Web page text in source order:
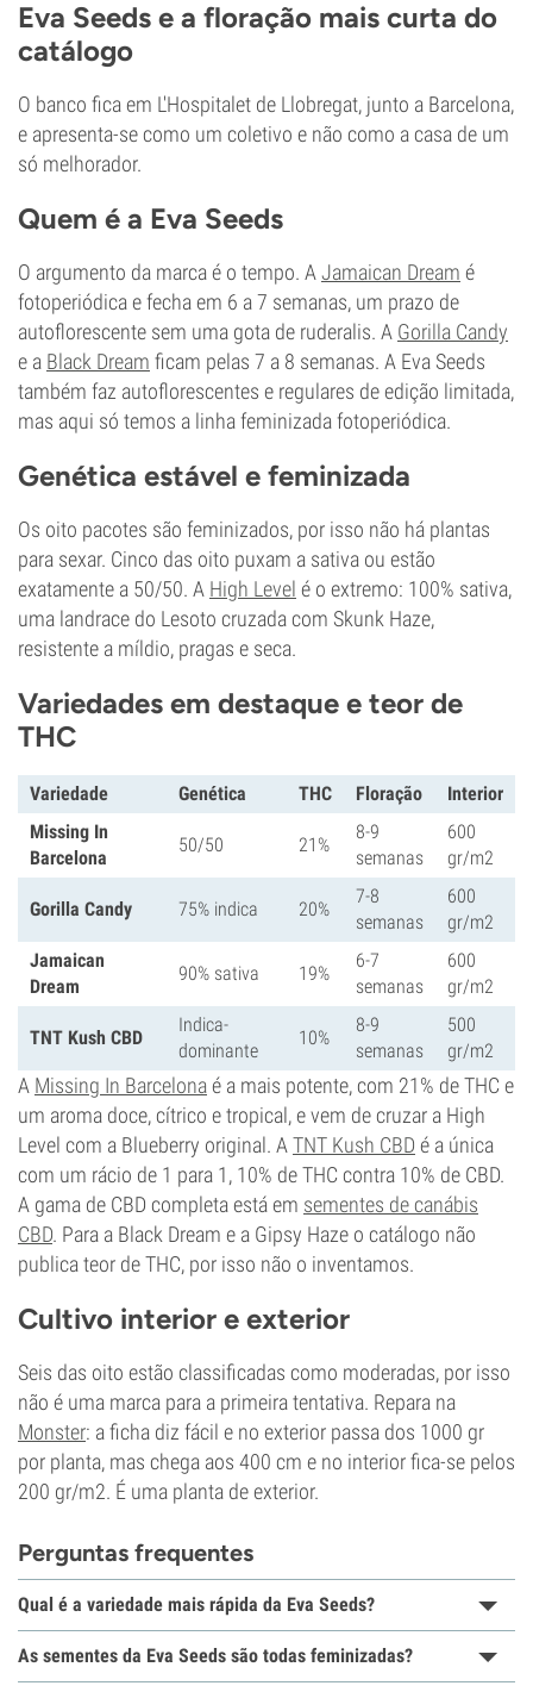
Eva Seeds e a floração mais curta do
catálogo
O banco fica em L'Hospitalet de Llobregat, junto a Barcelona,
e apresenta-se como um coletivo e não como a casa de um
só melhorador.
Quem é a Eva Seeds
O argumento da marca é o tempo. A Jamaican Dream é
fotoperiódica e fecha em 6 a 7 semanas, um prazo de
autoflorescente sem uma gota de ruderalis. A Gorilla Candy
e a Black Dream ficam pelas 7 a 8 semanas. A Eva Seeds
também faz autoflorescentes e regulares de edição limitada,
mas aqui só temos a linha feminizada fotoperiódica.
Genética estável e feminizada
Os oito pacotes são feminizados, por isso não há plantas
para sexar. Cinco das oito puxam a sativa ou estão
exatamente a 50/50. A High Level é o extremo: 100% sativa,
uma landrace do Lesoto cruzada com Skunk Haze,
resistente a míldio, pragas e seca.
Variedades em destaque e teor de
THC
Variedade Genética THC Floração
Interior
Missing In
Barcelona
50/50 21%
8-9
semanas
600
gr/m2
Gorilla Candy 75% indica 20%
7-8
semanas
600
gr/m2
Jamaican
Dream
90% sativa 19%
6-7
semanas
600
gr/m2
TNT Kush CBD
Indica-
dominante
10%
8-9
semanas
500
gr/m2
A Missing In Barcelonaé a mais potente, com 21% de THC e
um aroma doce, cítrico e tropical, e vem de cruzar a High
Level com a Blueberry original. A TNT Kush CBD é a única
com um rácio de 1 para 1, 10% de THC contra 10% de CBD.
A gama de CBD completa está em sementes de canábis
CBD. Para a Black Dream e a Gipsy Haze o catálogo não
publica teor de THC, por isso não o inventamos.
Cultivo interior e exterior
Seis das oito estão classificadas como moderadas, por isso
não é uma marca para a primeira tentativa. Repara na
Monster: a ficha diz fácil e no exterior passa dos 1000 gr
por planta, mas chega aos 400 cm e no interior fica-se pelos
200 gr/m2. É uma planta de exterior.
Perguntas frequentes
Qual é a variedade mais rápida da Eva Seeds?
As sementes da Eva Seeds são todas feminizadas?